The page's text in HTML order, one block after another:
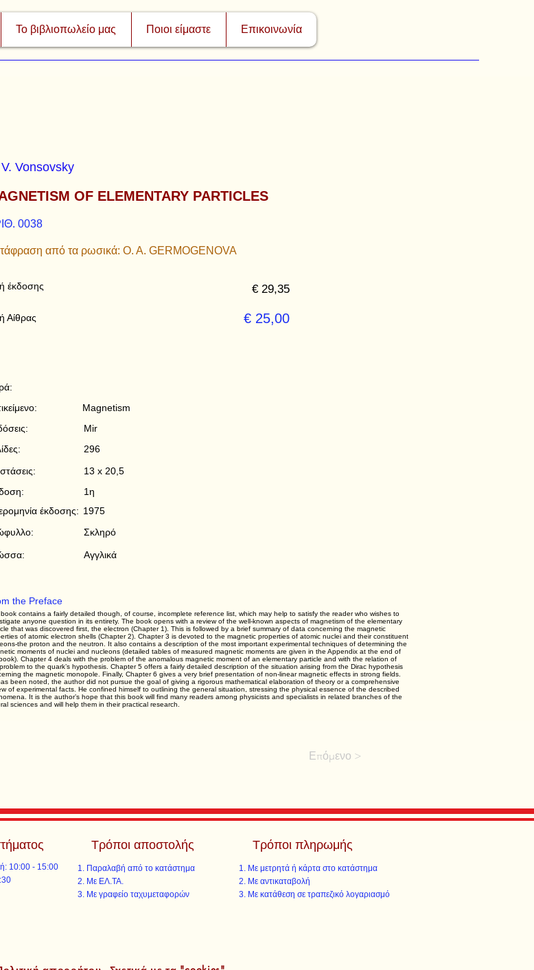
Το βιβλιοπωλείο μας Ποιοι είμαστε Επικοινωνία
Vonsovsky
OF ELEMENTARY PARTICLES
0038
από τα ρωσικά: O. A. GERMOGENOVA
έκδοσης
Αίθρας
€ 29,35
€ 25,00
Magnetism
Mir
296
13 x 20,5
1η
1975
Σκληρό
Αγγλικά
έκδοσης:
the Preface
contains a fairly detailed though, of course, incomplete reference list, which may help to satisfy the reader who wishes to
anyone question in its entirety. The book opens with a review of the well-known aspects of magnetism of the elementary
that was discovered first, the electron (Chapter 1). This is followed by a brief summary of data concerning the magnetic
of atomic electron shells (Chapter 2). Chapter 3 is devoted to the magnetic properties of atomic nuclei and their constituent
the proton and the neutron. It also contains a description of the most important experimental techniques of determining the
moments of nuclei and nucleons (detailed tables of measured magnetic moments are given in the Appendix at the end of
Chapter 4 deals with the problem of the anomalous magnetic moment of an elementary particle and with the relation of
to the quark’s hypothesis. Chapter 5 offers a fairly detailed description of the situation arising from the Dirac hypothesis
the magnetic monopole. Finally, Chapter 6 gives a very brief presentation of non-linear magnetic effects in strong fields.
been noted, the author did not pursue the goal of giving a rigorous mathematical elaboration of theory or a comprehensive
of experimental facts. He confined himself to outlining the general situation, stressing the physical essence of the described
It is the author’s hope that this book will find many readers among physicists and specialists in related branches of the
sciences and will help them in their practical research.
Επόμενο >
10:00 - 15:00
Τρόποι αποστολής
Παραλαβή από το κατάστημα
Με ΕΛ.ΤΑ.​​
Με γραφείο ταχυμεταφορών​
Τρόποι πληρωμής
Με μετρητά ή κάρτα στο κατάστημα
Με αντικαταβολή
Με κατάθεση σε τραπεζικό λογαριασμό